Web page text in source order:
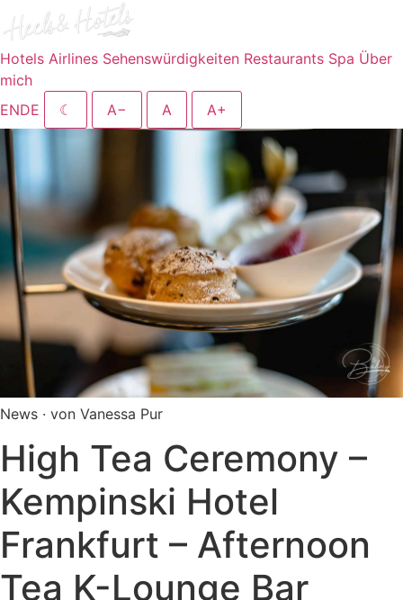
Hotels Airlines Sehenswürdigkeiten Restaurants Spa Über
mich
ENDE ☾ A− A A+
News · von Vanessa Pur
High Tea Ceremony –
Kempinski Hotel
Frankfurt – Afternoon
Tea K-Lounge Bar